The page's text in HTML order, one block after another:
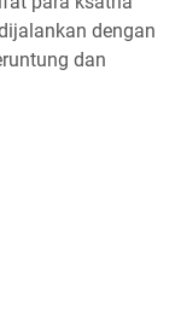
dengan
dan